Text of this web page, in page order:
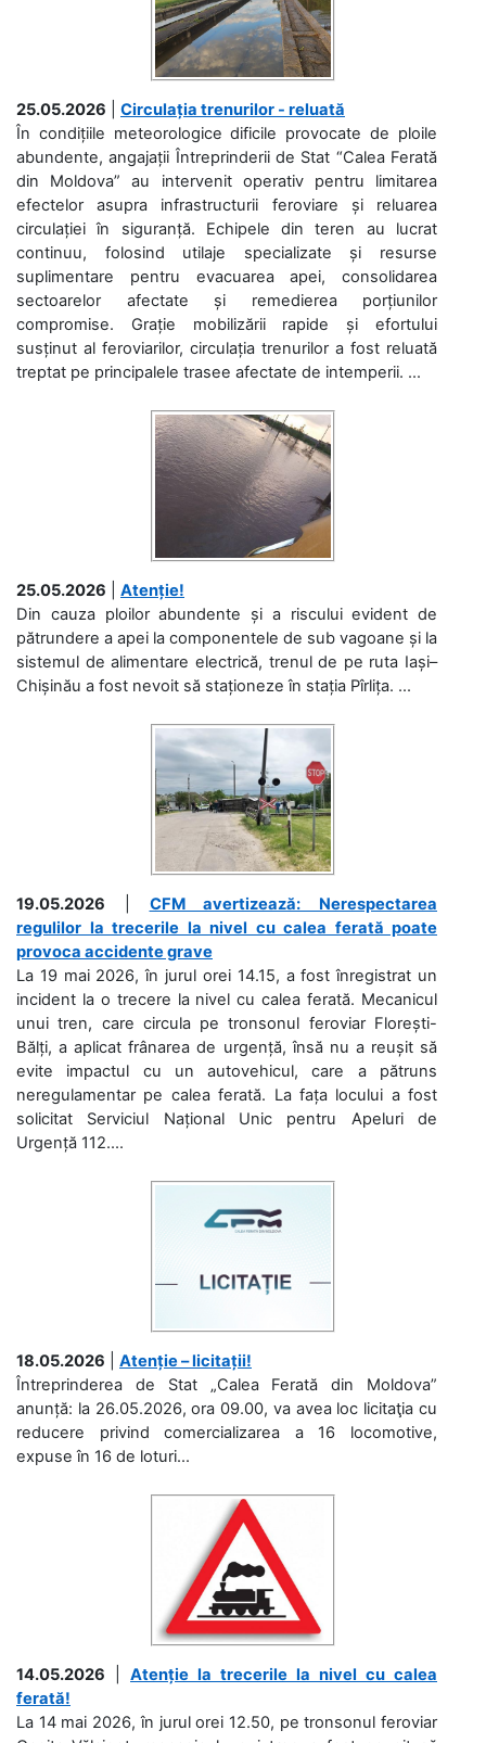
25.05.2026
Circulația trenurilor - reluată
În condițiile meteorologice dificile provocate de ploile
abundente, angajații Întreprinderii de Stat “Calea Ferată
din Moldova” au intervenit operativ pentru limitarea
efectelor asupra infrastructurii feroviare și reluarea
circulației în siguranță. Echipele din teren au lucrat
continuu, folosind utilaje specializate și resurse
suplimentare pentru evacuarea apei, consolidarea
sectoarelor afectate și remedierea porțiunilor
compromise. Grație mobilizării rapide și efortului
susținut al feroviarilor, circulația trenurilor a fost reluată
treptat pe principalele trasee afectate de intemperii. ...
25.05.2026
Atenție!
Din cauza ploilor abundente și a riscului evident de
pătrundere a apei la componentele de sub vagoane și la
sistemul de alimentare electrică, trenul de pe ruta Iași–
Chișinău a fost nevoit să staționeze în stația Pîrlița. ...
19.05.2026
CFM avertizează: Nerespectarea
regulilor la trecerile la nivel cu calea ferată poate
provoca accidente grave
La 19 mai 2026, în jurul orei 14.15, a fost înregistrat un
incident la o trecere la nivel cu calea ferată. Mecanicul
unui tren, care circula pe tronsonul feroviar Florești-
Bălți, a aplicat frânarea de urgență, însă nu a reușit să
evite impactul cu un autovehicul, care a pătruns
neregulamentar pe calea ferată. La fața locului a fost
solicitat Serviciul Național Unic pentru Apeluri de
Urgență 112....
18.05.2026
Atenție – licitații!
Întreprinderea de Stat „Calea Ferată din Moldova”
anunță: la 26.05.2026, ora 09.00, va avea loc licitaţia cu
reducere privind comercializarea a 16 locomotive,
expuse în 16 de loturi...
14.05.2026
Atenție la trecerile la nivel cu calea
ferată!
La 14 mai 2026, în jurul orei 12.50, pe tronsonul feroviar